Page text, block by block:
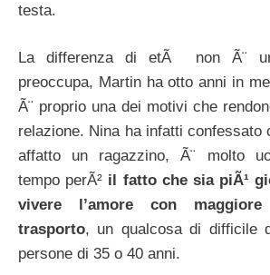
testa.
La differenza di etÃ non Ã¨
preoccupa, Martin ha otto anni in
Ã¨ proprio una dei motivi che
relazione. Nina ha infatti confessato
affatto un ragazzino, Ã¨ molto
tempo perÃ² il fatto che sia piÃ¹
vivere l’amore con
trasporto, un qualcosa di difficile
persone di 35 o 40 anni.